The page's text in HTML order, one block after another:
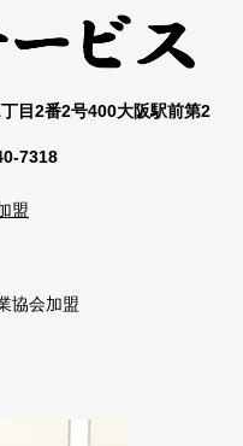
目2番2号400大阪駅前第2
7318
盟
協会加盟